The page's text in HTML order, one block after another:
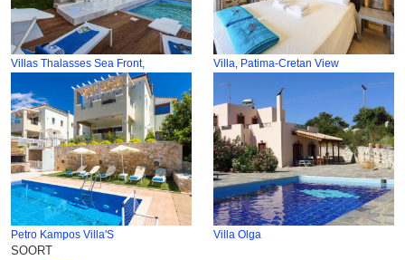
Villas Thalasses Sea Front, Villa, Patima-Cretan View
Petro Kampos Villa'S Villa Olga
SOORT